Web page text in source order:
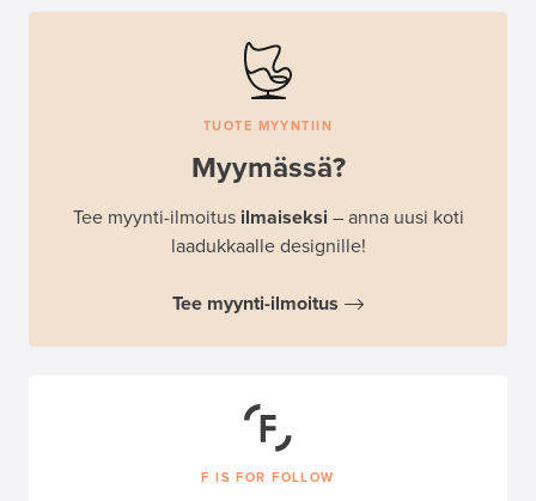
TUOTE MYYNTIIN
Myymässä?
Tee myynti-ilmoitus ilmaiseksi – anna uusi koti
laadukkaalle designille!
Tee myynti-ilmoitus
F IS FOR FOLLOW